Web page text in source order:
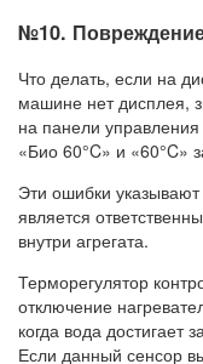
№10. Повреждение
Что делать, если на
машине нет дисплея,
на панели
«Био 60°C» и «60°C»
Эти ошибки
является
внутри агрегата.
Терморегулятор
отключение
когда вода достигает
Если данный сенсор